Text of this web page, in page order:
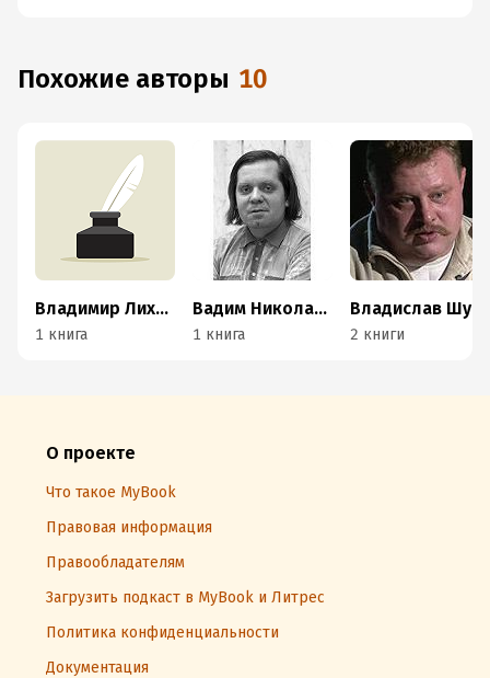
Похожие авторы 10
Владимир Лиховид
1 книга
Вадим Николаев
1 книга 2 книги
О проекте
Что такое MyBook
Правовая информация
Правообладателям
Загрузить подкаст в MyBook и Литрес
Политика конфиденциальности
Документация